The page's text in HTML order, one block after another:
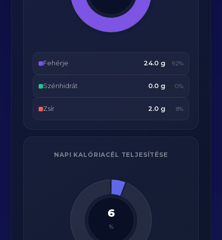
Fehérje 24.0 g 92%
Szénhidrát 0.0 g 0%
Zsír 2.0 g 8%
NAPI KALÓRIACÉL TELJESÍTÉSE
6
%